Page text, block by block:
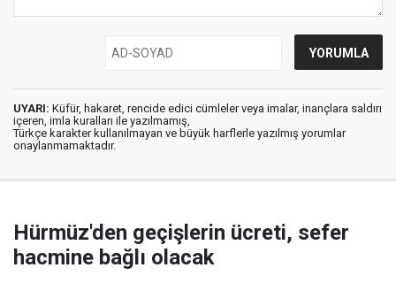
UYARI: Küfür, hakaret, rencide edici cümleler veya imalar, inançlara saldırı
içeren, imla kuralları ile yazılmamış,
Türkçe karakter kullanılmayan ve büyük harflerle yazılmış yorumlar
onaylanmamaktadır.
Hürmüz'den geçişlerin ücreti, sefer
hacmine bağlı olacak